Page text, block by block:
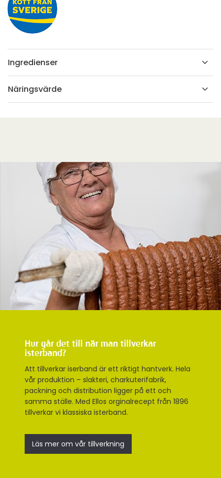
Ingredienser
Näringsvärde
Hur går det till när man tillverkar
isterband?
Att tillverkar iserband är ett riktigt hantverk. Hela
vår produktion – slakteri, charkuterifabrik,
packning och distribution ligger på ett och
samma ställe. Med Ellos orginalrecept från 1896
tillverkar vi klassiska isterband.
Läs mer om vår tillverkning